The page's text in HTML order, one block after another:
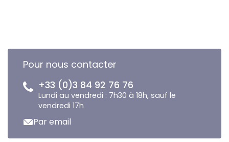
Pour nous contacter
+33 (0)3 84 92 76 76
Lundi au vendredi : 7h30 à 18h, sauf le
vendredi 17h
Par email